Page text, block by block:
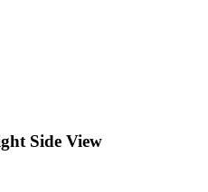
Side View